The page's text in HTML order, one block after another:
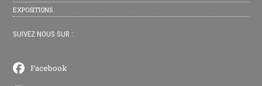
EXPOSITIONS
SUIVEZ NOUS SUR :
Facebook